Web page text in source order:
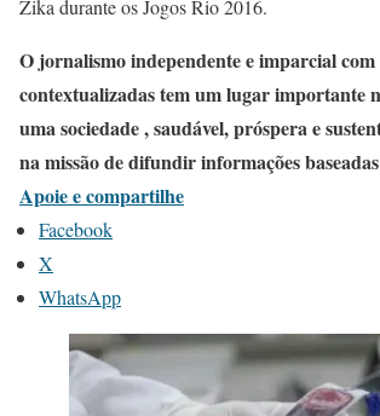
Zika durante os Jogos Rio 2016.
O jornalismo independente e imparcial
contextualizadas tem um lugar importante
uma sociedade , saudável, próspera e
na missão de difundir informações
Apoie e compartilhe
Facebook
X
WhatsApp